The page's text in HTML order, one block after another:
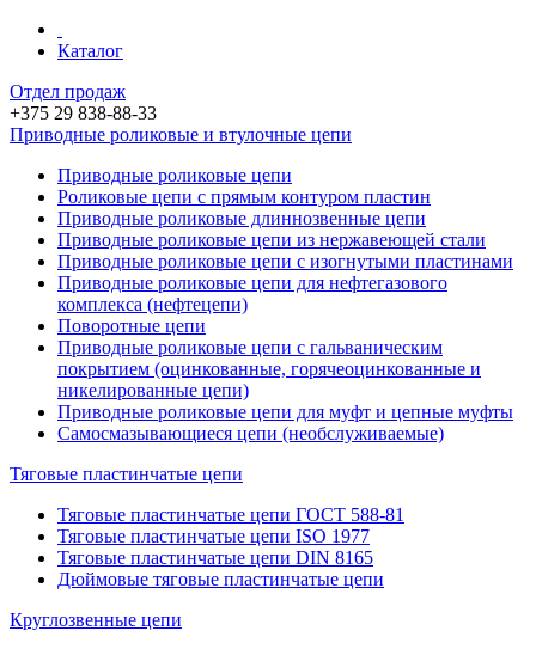
Каталог
Отдел продаж
+375 29 838-88-33
Приводные роликовые и втулочные цепи
Приводные роликовые цепи
Роликовые цепи c прямым контуром пластин
Приводные роликовые длиннозвенные цепи
Приводные роликовые цепи из нержавеющей стали
Приводные роликовые цепи с изогнутыми пластинами
Приводные роликовые цепи для нефтегазового
комплекса (нефтецепи)
Поворотные цепи
Приводные роликовые цепи с гальваническим
покрытием (оцинкованные, горячеоцинкованные и
никелированные цепи)
Приводные роликовые цепи для муфт и цепные муфты
Самосмазывающиеся цепи (необслуживаемые)
Тяговые пластинчатые цепи
Тяговые пластинчатые цепи ГОСТ 588-81
Тяговые пластинчатые цепи ISO 1977
Тяговые пластинчатые цепи DIN 8165
Дюймовые тяговые пластинчатые цепи
Круглозвенные цепи